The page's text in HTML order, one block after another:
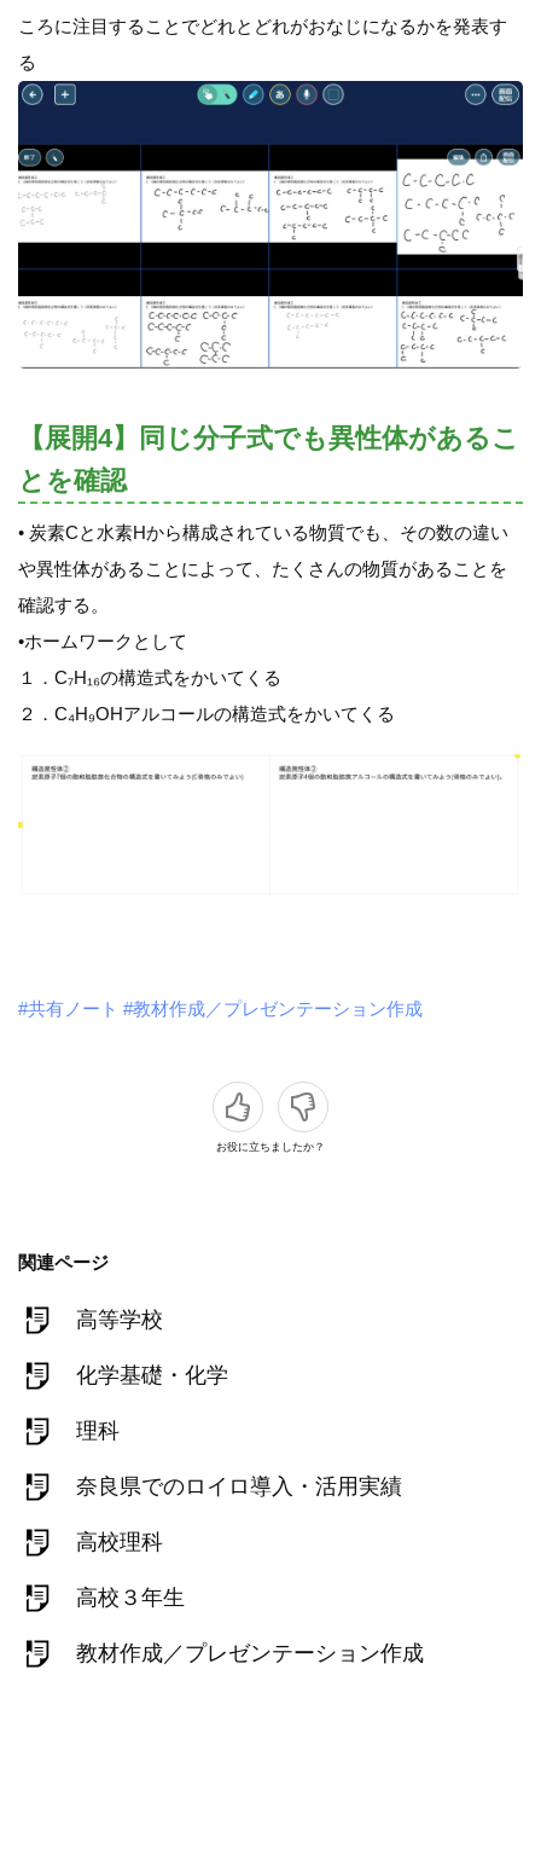
ころに注目することでどれとどれがおなじになるかを発表す
る
【展開4】同じ分子式でも異性体があるこ
とを確認
• 炭素Cと水素Hから構成されている物質でも、その数の違い
や異性体があることによって、たくさんの物質があることを
確認する。
•ホームワークとして
１．C₇H₁₆の構造式をかいてくる
２．C₄H₉OHアルコールの構造式をかいてくる
#共有ノート #教材作成／プレゼンテーション作成
お役に立ちましたか？
関連ページ
高等学校
化学基礎・化学
理科
奈良県でのロイロ導入・活用実績
高校理科
高校３年生
教材作成／プレゼンテーション作成